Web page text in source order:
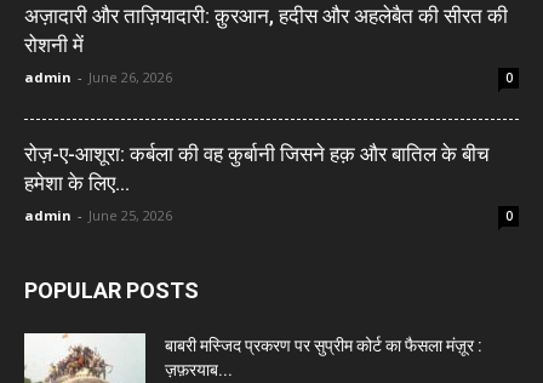
अज़ादारी और ताज़ियादारी: क़ुरआन, हदीस और अहलेबैत की सीरत की
रोशनी में
admin - June 26, 2026 0
रोज़-ए-आशूरा: कर्बला की वह कुर्बानी जिसने हक़ और बातिल के बीच
हमेशा के लिए...
admin - June 25, 2026 0
POPULAR POSTS
बाबरी मस्जिद प्रकरण पर सुप्रीम कोर्ट का फैसला मंज़ूर :
ज़फ़रयाब...